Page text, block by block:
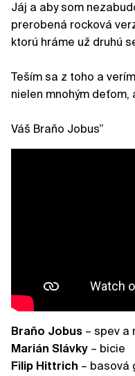
Jáj a aby som
prerobená rocková
ktorú hráme už druhú
Teším sa z toho a
nielen mnohým deťom,
Váš Braňo Jobus”
Braňo Jobus – spev a
Marián Slávky – bicie
Filip Hittrich – basová